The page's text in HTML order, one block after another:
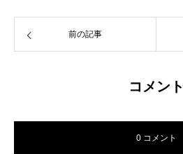
前の記事
コメント
0 コメント